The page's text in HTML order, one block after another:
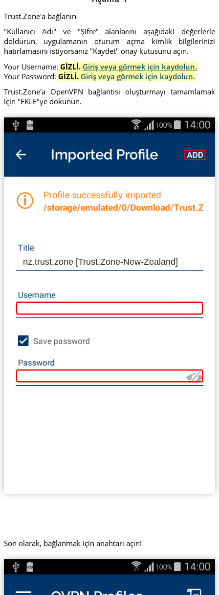
Trust.Zone'a bağlanın
"Kullanıcı Adı" ve "Şifre" alanlarını aşağıdaki değerlerle
doldurun, uygulamanın oturum açma kimlik bilgilerinizi
hatırlamasını istiyorsanız "Kaydet" onay kutusunu açın.
Your Username: GİZLİ. Giriş veya görmek için kaydolun.
Your Password: GİZLİ. Giriş veya görmek için kaydolun.
Trust.Zone'a OpenVPN bağlantısı oluşturmayı tamamlamak
için "EKLE"ye dokunun.
nz.trust.zone [Trust.Zone-New-Zealand]
Son olarak, bağlanmak için anahtarı açın!